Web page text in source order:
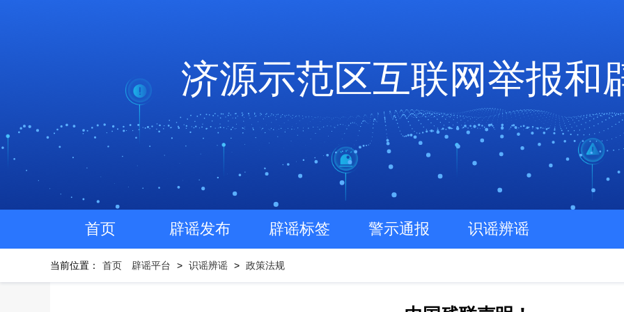
济源示范区互联网举报和
首页 辟谣发布 辟谣标签 警示通报 识谣辨谣
当前位置： 首页 辟谣平台 > 识谣辨谣 > 政策法规